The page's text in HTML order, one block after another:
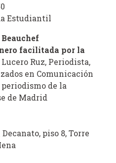
Estudiantil
facilitada por la
Ruz, Periodista,
en Comunicación
de la
de Madrid
piso 8, Torre